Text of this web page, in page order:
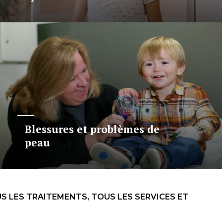
Blessures et problèmes de
peau
LES TRAITEMENTS, TOUS LES SERVICES ET